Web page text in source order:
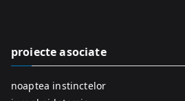
proiecte asociate
noaptea instinctelor